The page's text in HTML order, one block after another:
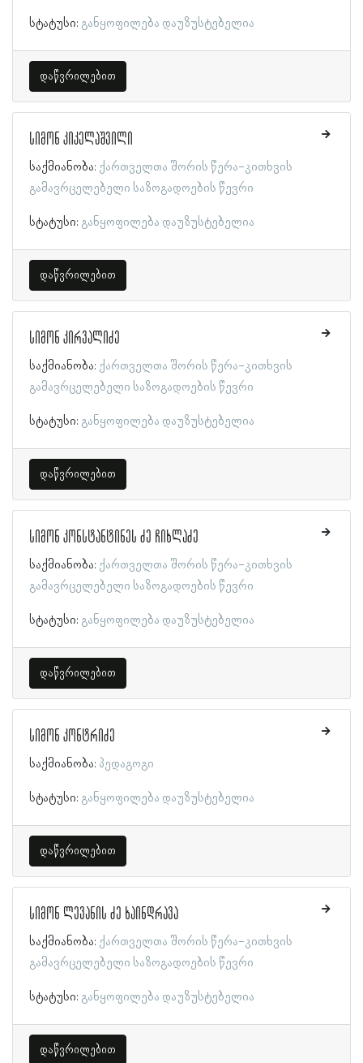
სტატუსი: განყოფილება დაუზუსტებელია
დაწვრილებით
სიმონ კიკელაშვილი
საქმიანობა: ქართველთა შორის წერა-კითხვის
გამავრცელებელი საზოგადოების წევრი
სტატუსი: განყოფილება დაუზუსტებელია
დაწვრილებით
სიმონ კირვალიძე
საქმიანობა: ქართველთა შორის წერა-კითხვის
გამავრცელებელი საზოგადოების წევრი
სტატუსი: განყოფილება დაუზუსტებელია
დაწვრილებით
სიმონ კონსტანტინეს ძე ჩიხლაძე
საქმიანობა: ქართველთა შორის წერა-კითხვის
გამავრცელებელი საზოგადოების წევრი
სტატუსი: განყოფილება დაუზუსტებელია
დაწვრილებით
სიმონ კონტრიძე
საქმიანობა: პედაგოგი
სტატუსი: განყოფილება დაუზუსტებელია
დაწვრილებით
სიმონ ლევანის ძე ხაინდრავა
საქმიანობა: ქართველთა შორის წერა-კითხვის
გამავრცელებელი საზოგადოების წევრი
სტატუსი: განყოფილება დაუზუსტებელია
დაწვრილებით